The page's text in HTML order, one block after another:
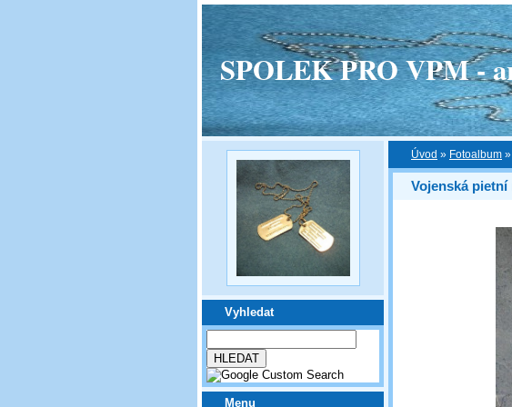
SPOLEK PRO VPM -
Vyhledat
Menu
Úvod » Fotoalbum »
Vojenská